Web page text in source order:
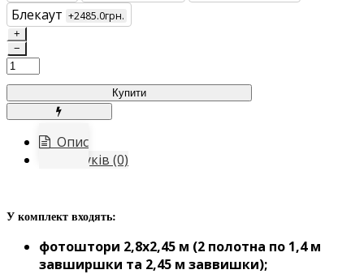
Блекаут +2485.0грн.
+
−
Купити
Опис
Відгуків (0)
У комплект входять:
фотоштори 2,8х2,45 м (2 полотна по 1,4 м
завширшки та 2,45 м заввишки);